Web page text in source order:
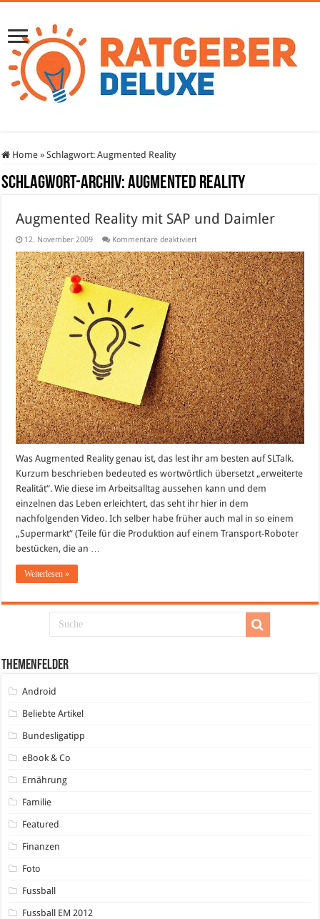
Home » Schlagwort:Augmented Reality
Schlagwort-Archiv:Augmented Reality
Augmented Reality mit SAP und Daimler
12. November 2009 Kommentare deaktiviertfür
Reality
mit
SAP
und
Daimler
Was Augmented Reality genau ist, das lest ihr am besten auf SLTalk.
Kurzum beschrieben bedeuted es wortwörtlich übersetzt „erweiterte
Realität“. Wie diese im Arbeitsalltag aussehen kann und dem
einzelnen das Leben erleichtert, das seht ihr hier in dem
nachfolgenden Video. Ich selber habe früher auch mal in so einem
„Supermarkt“ (Teile für die Produktion auf einem Transport-Roboter
bestücken, die an …
Weiterlesen »
Themenfelder
Android
Beliebte Artikel
Bundesligatipp
eBook & Co
Ernährung
Familie
Featured
Finanzen
Foto
Fussball
Fussball EM 2012